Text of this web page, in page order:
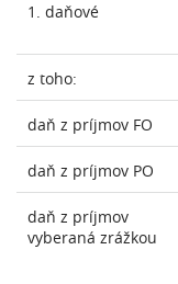
1. daňové
z toho:
daň z príjmov FO
daň z príjmov PO
daň z príjmov
vyberaná zrážkou